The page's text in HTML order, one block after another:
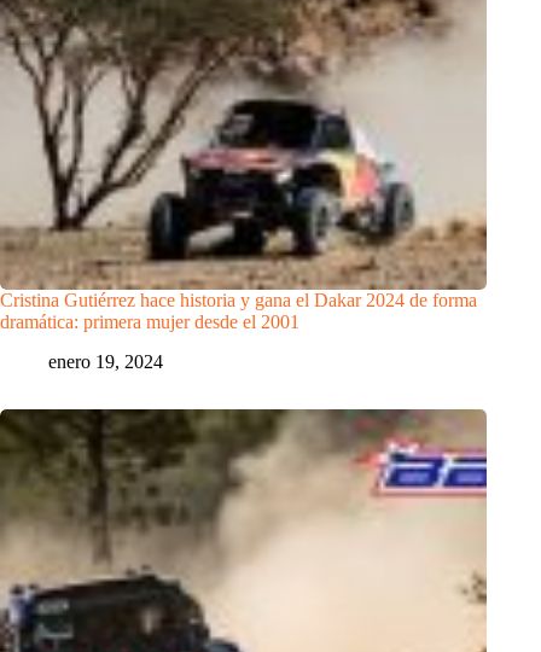
Cristina Gutiérrez hace historia y gana el Dakar 2024 de forma
dramática: primera mujer desde el 2001
enero 19, 2024